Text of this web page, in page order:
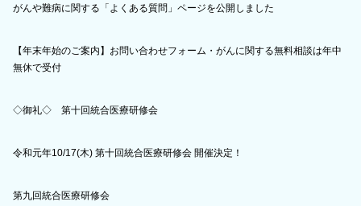
がんや難病に関する「よくある質問」ページを公開しました
【年末年始のご案内】お問い合わせフォーム・がんに関する無料相談は年中
無休で受付
◇御礼◇ 第十回統合医療研修会
令和元年10/17(木) 第十回統合医療研修会 開催決定！
第九回統合医療研修会